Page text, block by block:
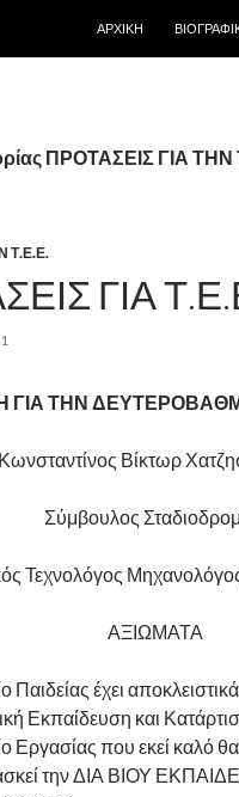
ΑΡΧΙΚΗ
ΠΡΟΤΑΣΕΙΣ ΓΙΑ
Τ.Ε.Ε.
ΓΙΑ
ΓΙΑ ΤΗΝ
Κωνσταντίνος Βίκτωρ
Σύμβουλος
Τεχνολόγος
ΑΞΙΩΜΑΤΑ
Παιδείας έχει
Εκπαίδευση και
Εργασίας που εκεί καλό θα
την ΔΙΑ ΒΙΟΥ